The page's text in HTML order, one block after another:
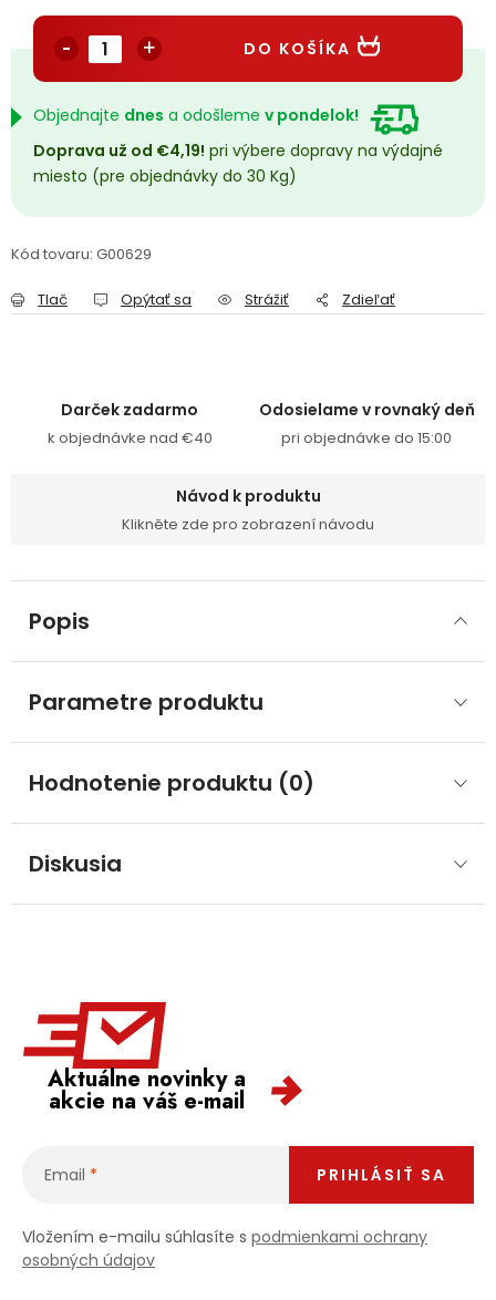
Podmienky ochrany osobných údajov
Přihlášení Registrace
DO KOŠÍKA
Objednajte dnes a odošleme v pondelok!
Doprava už od €4,19! pri výbere dopravy na výdajné
miesto (pre objednávky do 30 Kg)
Kód tovaru: G00629
Tlač Opýtať sa Strážiť Zdieľať
Darček zadarmo
k objednávke nad €40
Odosielame v rovnaký deň
pri objednávke do 15:00
Návod k produktu
Klikněte zde pro zobrazení návodu
Popis
Parametre produktu
Hodnotenie produktu (0)
Diskusia
Aktuálne novinky a
akcie na váš e-mail
Email
Vložením e-mailu súhlasíte s podmienkami ochrany
osobných údajov
PRIHLÁSIŤ SA